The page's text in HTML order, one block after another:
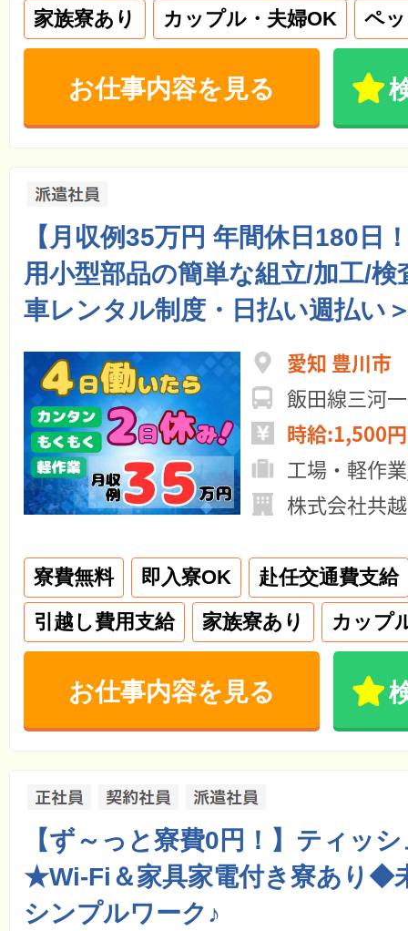
家族寮あり
カップル・夫婦OK ペ
お仕事内容を見る
【月収例35万円 年間休日180日
用小型部品の簡単な組立/加工/検
車レンタル制度・日払い週払い
愛知 豊川市
飯田線三河
時給:1,500
工場・軽作
株式会社共
寮費無料 即入寮OK
赴任交通費支給
引越し費用支給
家族寮あり カップ
お仕事内容を見る
【ず～っと寮費0円！】ティッ
★Wi-Fi＆家具家電付き寮あり◆
シンプルワーク♪